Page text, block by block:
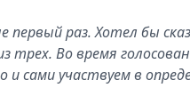
первый раз. Хотел бы
трех. Во время
сами участвуем в